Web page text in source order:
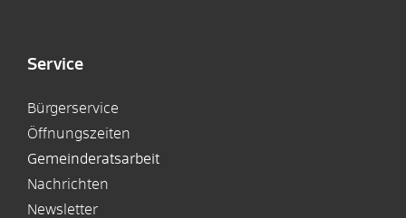
Service
Bürgerservice
Öffnungszeiten
Gemeinderatsarbeit
Nachrichten
Newsletter